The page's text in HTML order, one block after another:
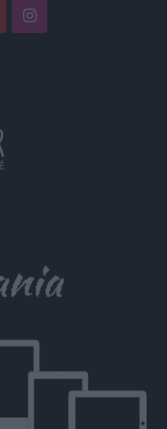
Instagram